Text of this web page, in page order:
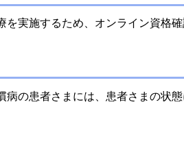
実施するため、オンライン資格
の患者さまには、患者さまの状